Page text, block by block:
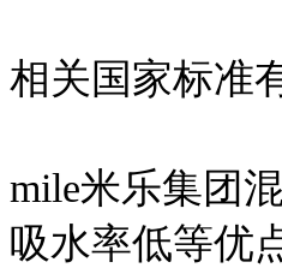
相关国家标准
mile米乐集团
吸水率低等优